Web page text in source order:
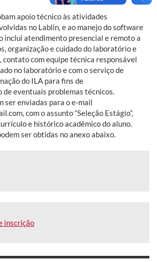
apoio técnico às atividades
no Lablin, e ao manejo do software
inclui atendimento presencial e remoto a
organização e cuidado do laboratório e
contato com equipe técnica responsável
no laboratório e com o serviço de
do ILA para fins de
de eventuais problemas técnicos.
ser enviadas para o e-mail
com o assunto “Seleção Estágio”,
e histórico acadêmico do aluno.
ser obtidas no anexo abaixo.
inscrição